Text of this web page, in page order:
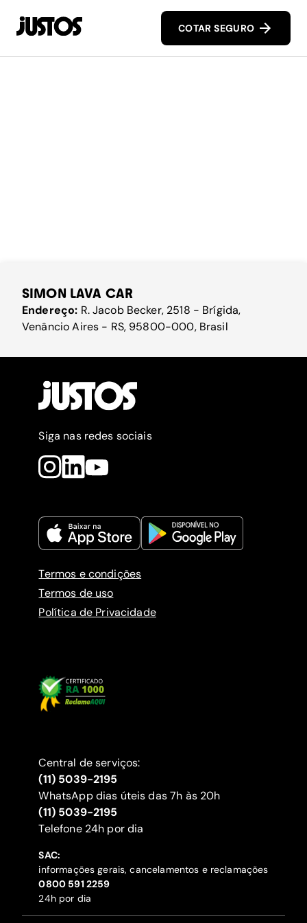
COTAR SEGURO
SIMON LAVA CAR
Endereço: R. Jacob Becker, 2518 - Brígida,
Venâncio Aires - RS, 95800-000, Brasil
Siga nas redes sociais
Termos e condições
Termos de uso
Política de Privacidade
Central de serviços:
(11) 5039-2195
WhatsApp dias úteis das 7h às 20h
(11) 5039-2195
‍Telefone 24h por dia
SAC:
informações gerais, cancelamentos e reclamações
‍0800 591 2259
24h por dia